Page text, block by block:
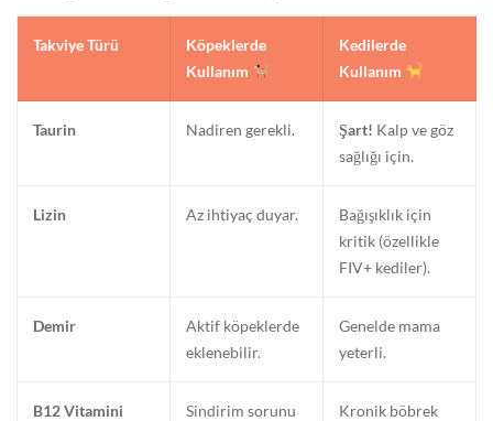
Takviye Türü
Köpeklerde
Kullanım
Kedilerde
Kullanım
Taurin Nadiren gerekli. Şart! Kalp ve göz
sağlığı için.
Lizin Az ihtiyaç duyar.
Bağışıklık için
kritik (özellikle
FIV+ kediler).
Demir
Aktif köpeklerde
eklenebilir.
Genelde mama
yeterli.
B12 Vitamini
Sindirim sorunu
Kronik böbrek